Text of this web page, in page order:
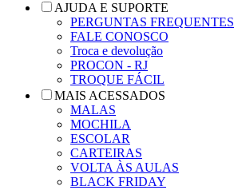
AJUDA E SUPORTE
PERGUNTAS FREQUENTES
FALE CONOSCO
Troca e devolução
PROCON - RJ
TROQUE FÁCIL
MAIS ACESSADOS
MALAS
MOCHILA
ESCOLAR
CARTEIRAS
VOLTA ÀS AULAS
BLACK FRIDAY